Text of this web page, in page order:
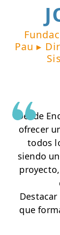
Pau ▸
Desde
ofrecer
todos
siendo
que